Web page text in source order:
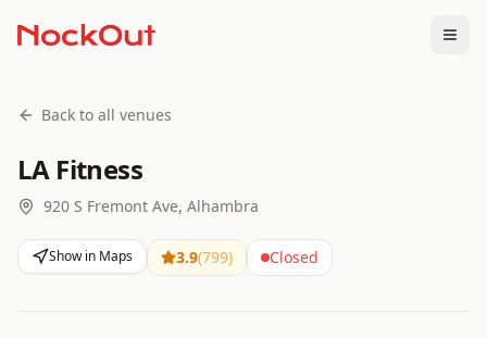
Back to all venues
LA Fitness
920 S Fremont Ave, Alhambra
Show in Maps 3.9(799) Closed